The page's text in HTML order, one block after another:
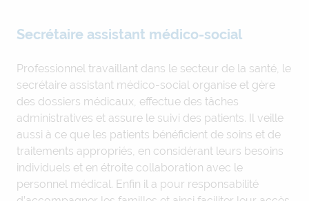
Secrétaire assistant médico-social
Professionnel travaillant dans le secteur de la santé, le
secrétaire assistant médico-social organise et gère
des dossiers médicaux, effectue des tâches
administratives et assure le suivi des patients. Il veille
aussi à ce que les patients bénéficient de soins et de
traitements appropriés, en considérant leurs besoins
individuels et en étroite collaboration avec le
personnel médical. Enfin il a pour responsabilité